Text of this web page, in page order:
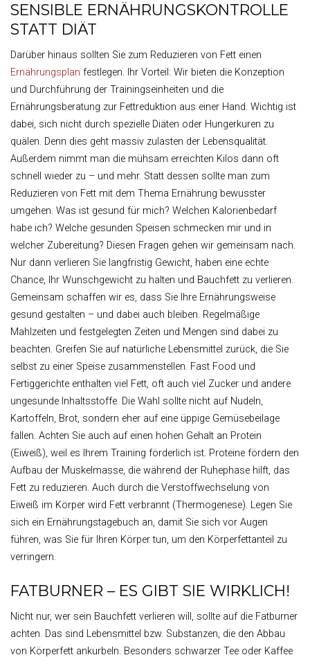
SENSIBLE ERNÄHRUNGSKONTROLLE
STATT DIÄT
Darüber hinaus sollten Sie zum Reduzieren von Fett einen
Ernährungsplan festlegen. Ihr Vorteil: Wir bieten die Konzeption
und Durchführung der Trainingseinheiten und die
Ernährungsberatung zur Fettreduktion aus einer Hand. Wichtig ist
dabei, sich nicht durch spezielle Diäten oder Hungerkuren zu
quälen. Denn dies geht massiv zulasten der Lebensqualität.
Außerdem nimmt man die mühsam erreichten Kilos dann oft
schnell wieder zu – und mehr. Statt dessen sollte man zum
Reduzieren von Fett mit dem Thema Ernährung bewusster
umgehen. Was ist gesund für mich? Welchen Kalorienbedarf
habe ich? Welche gesunden Speisen schmecken mir und in
welcher Zubereitung? Diesen Fragen gehen wir gemeinsam nach.
Nur dann verlieren Sie langfristig Gewicht, haben eine echte
Chance, Ihr Wunschgewicht zu halten und Bauchfett zu verlieren.
Gemeinsam schaffen wir es, dass Sie Ihre Ernährungsweise
gesund gestalten – und dabei auch bleiben. Regelmäßige
Mahlzeiten und festgelegten Zeiten und Mengen sind dabei zu
beachten. Greifen Sie auf natürliche Lebensmittel zurück, die Sie
selbst zu einer Speise zusammenstellen. Fast Food und
Fertiggerichte enthalten viel Fett, oft auch viel Zucker und andere
ungesunde Inhaltsstoffe. Die Wahl sollte nicht auf Nudeln,
Kartoffeln, Brot, sondern eher auf eine üppige Gemüsebeilage
fallen. Achten Sie auch auf einen hohen Gehalt an Protein
(Eiweiß), weil es Ihrem Training förderlich ist. Proteine fördern den
Aufbau der Muskelmasse, die während der Ruhephase hilft, das
Fett zu reduzieren. Auch durch die Verstoffwechselung von
Eiweiß im Körper wird Fett verbrannt (Thermogenese). Legen Sie
sich ein Ernährungstagebuch an, damit Sie sich vor Augen
führen, was Sie für Ihren Körper tun, um den Körperfettanteil zu
verringern.
FATBURNER – ES GIBT SIE WIRKLICH!
Nicht nur, wer sein Bauchfett verlieren will, sollte auf die Fatburner
achten. Das sind Lebensmittel bzw. Substanzen, die den Abbau
von Körperfett ankurbeln. Besonders schwarzer Tee oder Kaffee